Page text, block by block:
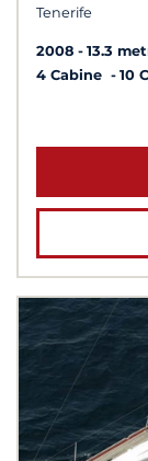
Tenerife
2008
13.3
4 Cabine
10